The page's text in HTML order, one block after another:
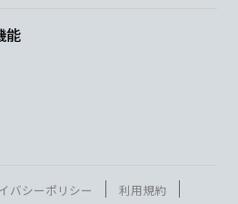
能
バシーポリシー 利用規約